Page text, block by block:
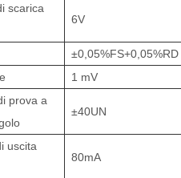
scarica
6V
±0,05%FS+0,05%RD
1 mV
prova a
±40UN
uscita
80mA